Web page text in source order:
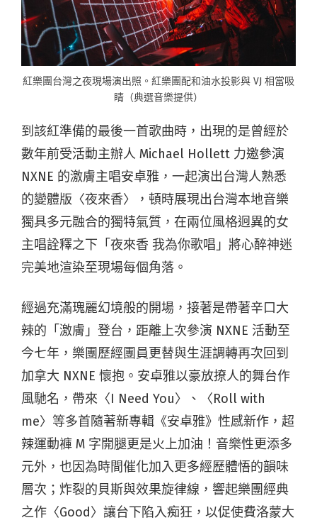
紅樂團台灣之夜現場演出照。紅樂團配和油水投影與 VJ 相當吸
睛（典選音樂提供）
到該紅準備的最後一首歌曲時，出現的是曾經於
數年前受活動主辦人 Michael Hollett 力邀參演
NXNE 的激膚主唱安卓雅，一起演出台灣人熟悉
的變體版〈夜來香〉，頓時展現出台灣本地音樂
獨具多元融合的獨特氣質，在兩位風格迥異的女
主唱詮釋之下「夜來香 我為你歌唱」將心醉神迷
完美地渲染至現場每個角落。
經過充滿瑰麗幻境般的開場，接著是帶著辛口大
辣的「激膚」登台，距離上次參演 NXNE 活動至
今七年，樂團歷經團員更替與生涯調轉再次回到
加拿大 NXNE 懷抱。安卓雅以豪放撩人的舞台作
風馳名，帶來〈I Need You〉、〈Roll with
me〉等多首隨著新專輯《安卓雅》性感新作，超
辣運動褲 M 字開腿更是火上加油！音樂性更添多
元外，也因為時間催化加入更多經歷體悟的韻味
層次；炸裂的貝斯與效果旋律線，響起樂團經典
之作〈Good〉讓台下陷入痴狂，以促使費洛蒙大